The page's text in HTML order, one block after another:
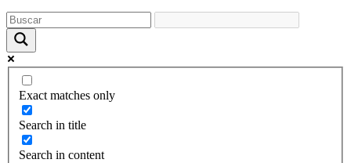
Exact matches only
Search in title
Search in content